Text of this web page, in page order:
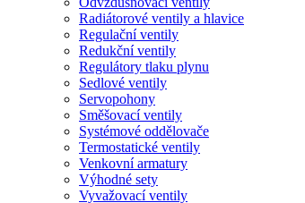
Radiátorové ventily a hlavice
Regulační ventily
Redukční ventily
Regulátory tlaku plynu
Sedlové ventily
Servopohony
Směšovací ventily
Systémové oddělovače
Termostatické ventily
Venkovní armatury
Výhodné sety
Vyvažovací ventily